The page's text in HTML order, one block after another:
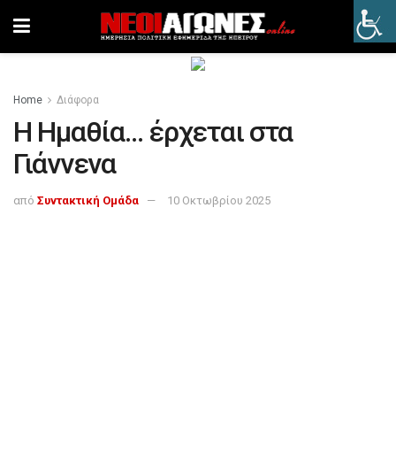
Home Διάφορα
Η Ημαθία… έρχεται στα
Γιάννενα
από Συντακτική Ομάδα 10 Οκτωβρίου 2025